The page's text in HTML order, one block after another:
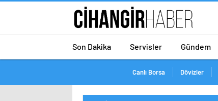
Son Dakika Servisler Gündem
Canlı Borsa Dövizler